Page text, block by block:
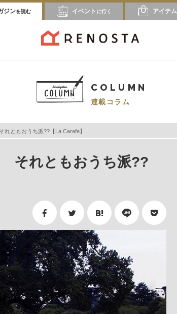
ジンを読む イベント に行く アイテム
COLUMN
連載コラム
ともおうち派??【La Carafe】
それともおうち派??